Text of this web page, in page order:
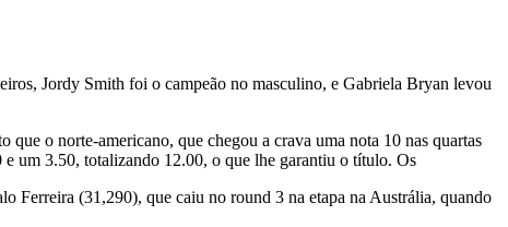
Jordy Smith foi o campeão no masculino, e Gabriela Bryan levou
o norte-americano, que chegou a crava uma nota 10 nas quartas
um 3.50, totalizando 12.00, o que lhe garantiu o título. Os
Ferreira (31,290), que caiu no round 3 na etapa na Austrália, quando